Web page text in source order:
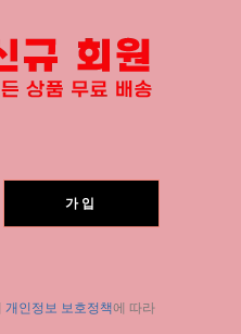
가입
개인정보 보호정책에 따라